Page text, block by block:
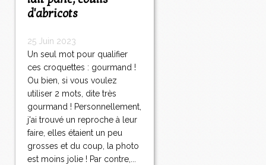
d'abricots
25 Juin 2023
Un seul mot pour qualifier
ces croquettes : gourmand !
Ou bien, si vous voulez
utiliser 2 mots, dite très
gourmand ! Personnellement,
j'ai trouvé un reproche à leur
faire, elles étaient un peu
grosses et du coup, la photo
est moins jolie ! Par contre,...